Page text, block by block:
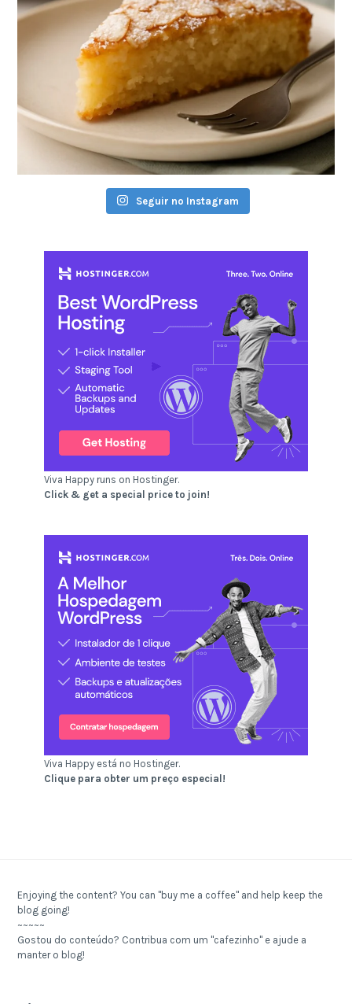
Seguir no Instagram
Viva Happy runs on Hostinger.
Click & get a special price to join!
Viva Happy está no Hostinger.
Clique para obter um preço especial!
Enjoying the content? You can "buy me a coffee" and help keep the
blog going!
~~~~~
Gostou do conteúdo? Contribua com um "cafezinho" e ajude a
manter o blog!